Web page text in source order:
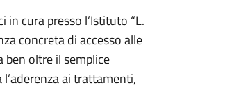
cura presso l’Istituto “L.
concreta di accesso alle
oltre il semplice
ai trattamenti,